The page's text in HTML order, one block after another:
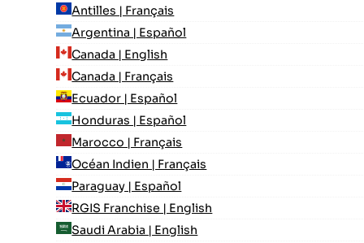
Antilles | Français
Argentina | Español
Canada | English
Canada | Français
Ecuador | Español
Honduras | Español
Marocco | Français
Océan Indien | Français
Paraguay | Español
RGIS Franchise | English
Saudi Arabia | English